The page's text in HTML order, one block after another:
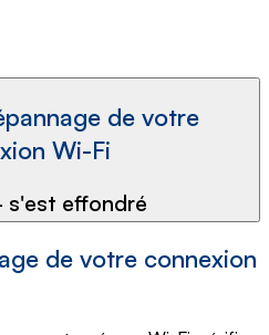
de votre
Wi-Fi
s'est effondré
de votre connexion